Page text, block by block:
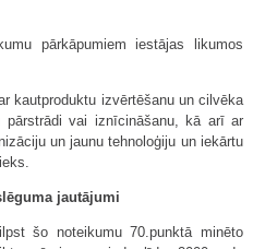
pārkāpumiem iestājas likumos
kautproduktu izvērtēšanu un cilvēka
pārstrādi vai iznīcināšanu, kā arī ar
un jaunu tehnoloģiju un iekārtu
jautājumi
šo noteikumu 70.punktā minēto